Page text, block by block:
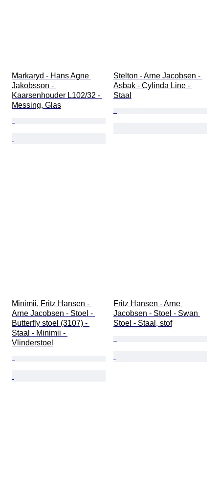
Markaryd - Hans Agne
Jakobsson -
Kaarsenhouder L102/32 -
Messing, Glas
Stelton - Arne Jacobsen -
Asbak - Cylinda Line -
Staal
Minimii, Fritz Hansen -
Arne Jacobsen - Stoel -
Butterfly stoel (3107) -
Staal - Minimii -
Vlinderstoel
Fritz Hansen - Arne
Jacobsen - Stoel - Swan
Stoel - Staal, stof